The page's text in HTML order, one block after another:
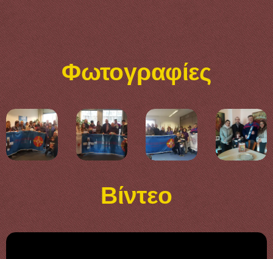
Φωτογραφίες
Βίντεο